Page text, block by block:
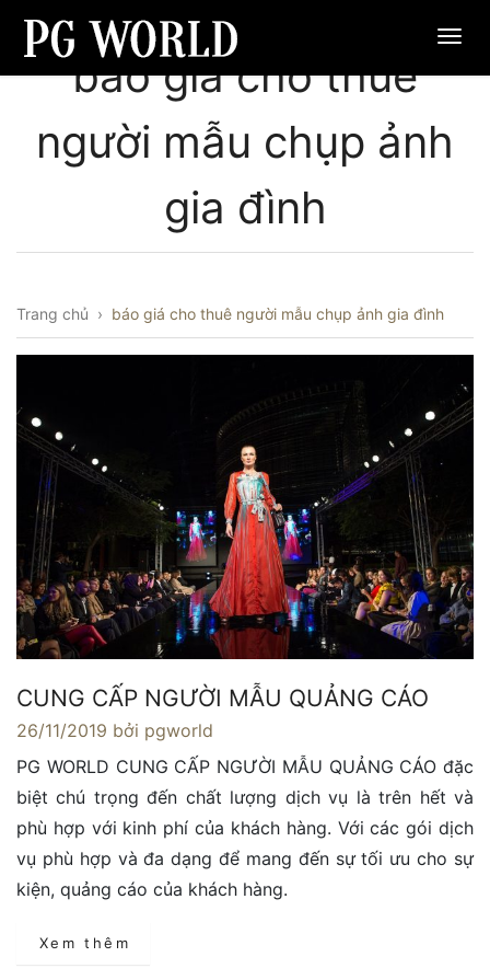
báo giá cho thuê
người mẫu chụp ảnh
gia đình
Trang chủ › báo giá cho thuê người mẫu chụp ảnh gia đình
CUNG CẤP NGƯỜI MẪU QUẢNG CÁO
26/11/2019 bởi pgworld
PG WORLD CUNG CẤP NGƯỜI MẪU QUẢNG CÁO đặc
biệt chú trọng đến chất lượng dịch vụ là trên hết và
phù hợp với kinh phí của khách hàng. Với các gói dịch
vụ phù hợp và đa dạng để mang đến sự tối ưu cho sự
kiện, quảng cáo của khách hàng.
Xem thêm